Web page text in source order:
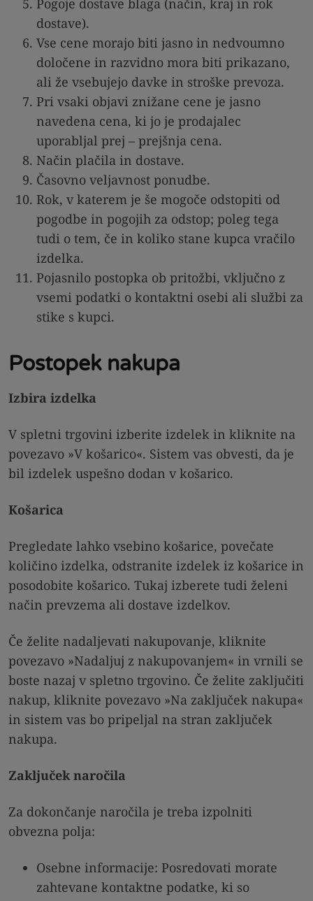
dostave).
Vse cene morajo biti jasno in nedvoumno
določene in razvidno mora biti prikazano,
ali že vsebujejo davke in stroške prevoza.
Pri vsaki objavi znižane cene je jasno
navedena cena, ki jo je prodajalec
uporabljal prej – prejšnja cena.
Način plačila in dostave.
Časovno veljavnost ponudbe.
Rok, v katerem je še mogoče odstopiti od
pogodbe in pogojih za odstop; poleg tega
tudi o tem, če in koliko stane kupca vračilo
izdelka.
Pojasnilo postopka ob pritožbi, vključno z
vsemi podatki o kontaktni osebi ali službi za
stike s kupci.
Postopek nakupa
Izbira izdelka
V spletni trgovini izberite izdelek in kliknite na
povezavo »V košarico«. Sistem vas obvesti, da je
bil izdelek uspešno dodan v košarico.
Košarica
Pregledate lahko vsebino košarice, povečate
količino izdelka, odstranite izdelek iz košarice in
posodobite košarico. Tukaj izberete tudi želeni
način prevzema ali dostave izdelkov.
Če želite nadaljevati nakupovanje, kliknite
povezavo »Nadaljuj z nakupovanjem« in vrnili se
boste nazaj v spletno trgovino. Če želite zaključiti
nakup, kliknite povezavo »Na zaključek nakupa«
in sistem vas bo pripeljal na stran zaključek
nakupa.
Zaključek naročila
Za dokončanje naročila je treba izpolniti
obvezna polja:
Osebne informacije: Posredovati morate
zahtevane kontaktne podatke, ki so